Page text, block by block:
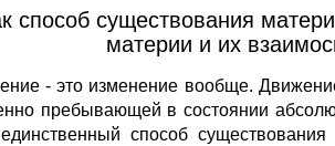
способ существования
материи и их
- это изменение вообще.
пребывающей в состоянии
способ